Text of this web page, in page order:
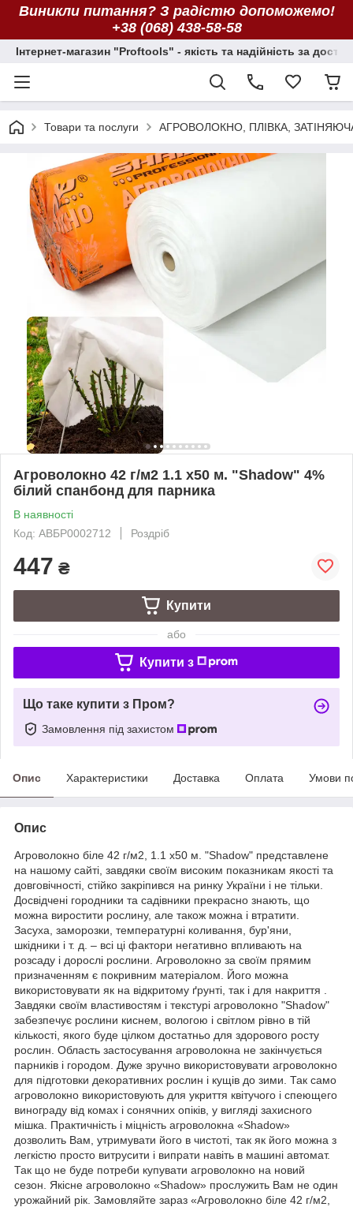
Виникли питання? З радістю допоможемо!
+38 (068) 438-58-58
Інтернет-магазин "Proftools" - якість та надійність за
Товари та послуги АГРОВОЛОКНО, ПЛІВКА,
Агроволокно 42 г/м2 1.1 х50 м. "Shadow" 4%
білий спанбонд для парника
В наявності
Код: АВБР0002712
Роздріб
447 ₴
Купити
або
Купити з
Що таке купити з Пром?
Замовлення під захистом
Опис Характеристики Доставка Оплата Умови
Опис
Агроволокно біле 42 г/м2, 1.1 х50 м. "Shadow" представлене
на нашому сайті, завдяки своїм високим показникам якості та
довговічності, стійко закріпився на ринку України і не тільки.
Досвідчені городники та садівники прекрасно знають, що
можна виростити рослину, але також можна і втратити.
Засуха, заморозки, температурні коливання, бур'яни,
шкідники і т. д. – всі ці фактори негативно впливають на
розсаду і дорослі рослини. Агроволокно за своїм прямим
призначенням є покривним матеріалом. Його можна
використовувати як на відкритому ґрунті, так і для накриття .
Завдяки своїм властивостям і текстурі агроволокно "Shadow"
забезпечує рослини киснем, вологою і світлом рівно в тій
кількості, якого буде цілком достатньо для здорового росту
рослин. Область застосування агроволокна не закінчується
парників і городом. Дуже зручно використовувати агроволокно
для підготовки декоративних рослин і кущів до зими. Так само
агроволокно використовують для укриття квітучого і спеющего
винограду від комах і сонячних опіків, у вигляді захисного
мішка. Практичність і міцність агроволокна «Shadow»
дозволить Вам, утримувати його в чистоті, так як його можна з
легкістю просто витрусити і випрати навіть в машині автомат.
Так що не буде потреби купувати агроволокно на новий
сезон. Якісне агроволокно «Shadow» прослужить Вам не один
урожайний рік. Замовляйте зараз «Агроволокно біле 42 г/м2,